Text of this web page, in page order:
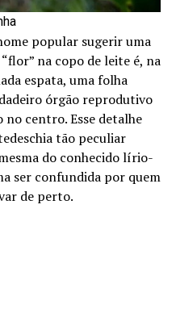
popular sugerir uma
na copo de leite é, na
espata, uma folha
órgão reprodutivo
no centro. Esse detalhe
tão peculiar
do conhecido lírio-
ser confundida por quem
de perto.